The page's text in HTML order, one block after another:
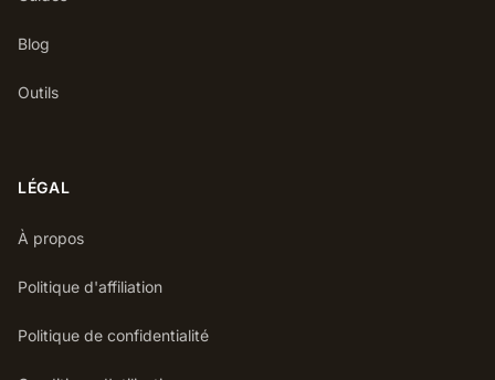
Blog
Outils
LÉGAL
À propos
Politique d'affiliation
Politique de confidentialité